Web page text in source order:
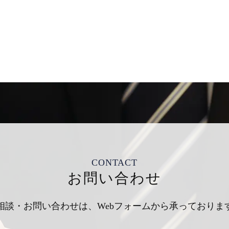
CONTACT
お問い合わせ
談・お問い合わせは、 Webフォームから承っておりま